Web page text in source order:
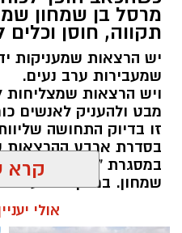
עם מיטב היצירה
המוזיקה, המחול
ראש העיר, רועי גבאי
כי "מדובר ברפרטואר
על הקהל המקומי,
ותושבת חיבור אישי
איכותית קרוב לבית".
העונה החדשה מציגה
ומבוססות לבין
מרסל בן שמחון
תקווה, חוסן וכלים
יש הרצאות שמעניקות
שמעבירות ערב נעים.
ויש הרצאות שמצליחות
מבט ולהעניק לאנשים
זו בדיוק התחושה
בסדרת ארבע ההרצאות
במסגרת "קפה תרבות"
שמחון. במשך ארבעה
במשתתפים שבאו
קרא
אולי